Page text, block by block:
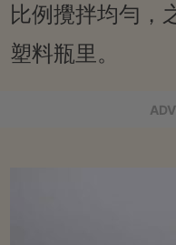
比例攪拌均勻，
塑料瓶里。